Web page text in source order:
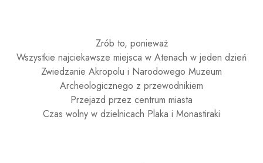
Zrób to, ponieważ
Wszystkie najciekawsze miejsca w Atenach w jeden dzień
Zwiedzanie Akropolu i Narodowego Muzeum
Archeologicznego z przewodnikiem
Przejazd przez centrum miasta
Czas wolny w dzielnicach Plaka i Monastiraki